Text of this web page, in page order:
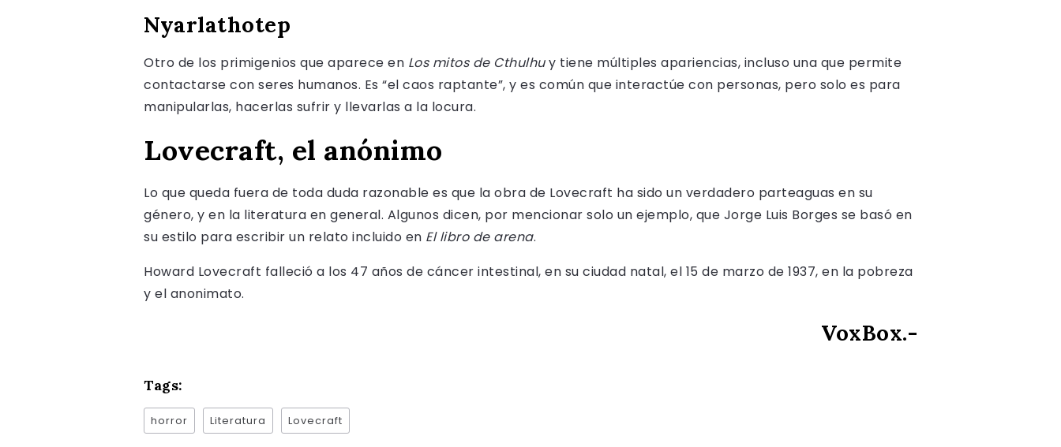
Nyarlathotep
Otro de los primigenios que aparece en Los mitos de Cthulhuy tiene múltiples apariencias, incluso una que permite
contactarse con seres humanos. Es “el caos raptante”, y es común que interactúe con personas, pero solo es para
manipularlas, hacerlas sufrir y llevarlas a la locura.
Lovecraft, el anónimo
Lo que queda fuera de toda duda razonable es que la obra de Lovecraft ha sido un verdadero parteaguas en su
género, y en la literatura en general. Algunos dicen, por mencionar solo un ejemplo, que Jorge Luis Borges se basó en
su estilo para escribir un relato incluido en El libro de arena.
Howard Lovecraft falleció a los 47 años de cáncer intestinal, en su ciudad natal, el 15 de marzo de 1937, en la pobreza
y el anonimato.
VoxBox.-
Tags:
horror Literatura Lovecraft